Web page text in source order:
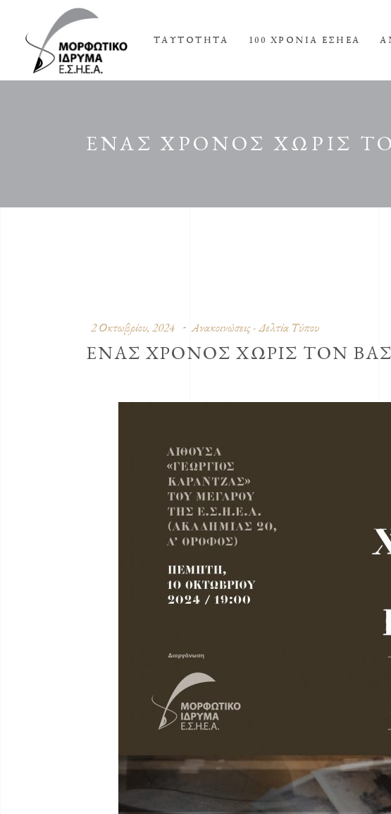
ΤΑΥΤΟΤΗΤΑ 100 ΧΡΟΝΙΑ ΕΣΗΕΑ
ΕΝΑΣ ΧΡΟΝΟΣ ΧΩΡΙΣ
2 Οκτωβρίου, 2024 Ανακοινώσεις - Δελτία Τύπου
ΕΝΑΣ ΧΡΟΝΟΣ ΧΩΡΙΣ ΤΟΝ